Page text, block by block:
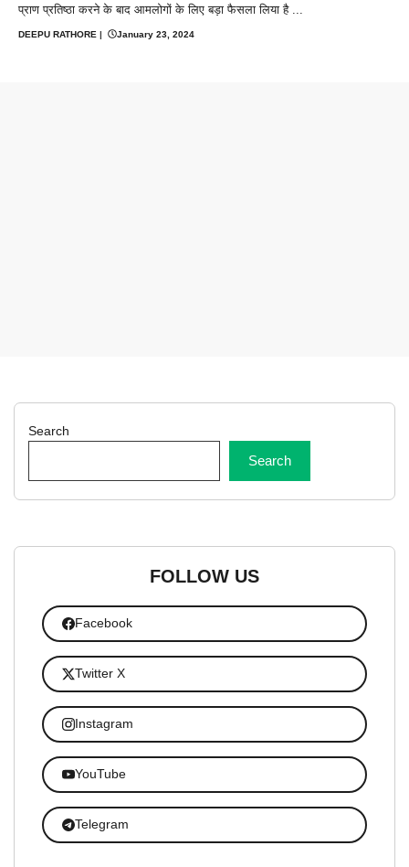
प्राण प्रतिष्ठा करने के बाद आमलोगों के लिए बड़ा फैसला लिया है ...
DEEPU RATHORE | January 23, 2024
Search
Search
FOLLOW US
Facebook
Twitter X
Instagram
YouTube
Telegram